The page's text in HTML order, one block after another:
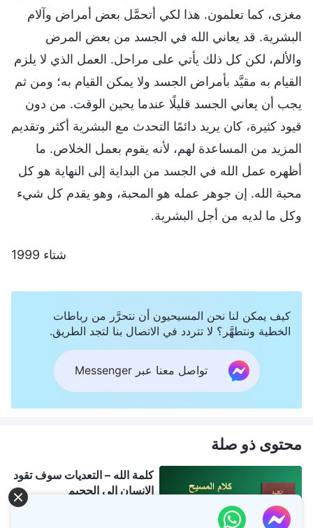
مغزى، كما تعلمون. هذا لكي أتحمَّل بعض أمراض وآلام
البشرية. قد يعاني الله في الجسد من بعض المرض
والألم، لكن كل ذلك يأتي على مراحل. العمل الذي لا يلزم
القيام به مقيَّد بأمراض الجسد ولا يمكن القيام به؛ ومن ثم
يجب أن يعاني الجسد قليلًا عندما يحين الوقت. من دون
قيود كثيرة، كان يريد دائمًا التحدث مع البشرية أكثر وتقديم
المزيد من المساعدة لهم، لأنه يقوم بعمل الخلاص. ما
أظهره عمل الله في الجسد من البداية إلى النهاية هو كل
محبة الله. إن جوهر عمله هو المحبة، وهو يقدم كل شيء
وكل ما لديه من أجل البشرية.
شتاء 1999
كيف يمكن لنا نحن المسيحيون أن نتحرَّر من رباطات
الخطية ونتطهَّر؟ لا تتردد في الاتصال بنا لتجد الطريق.
تواصل معنا عبر Messenger
محتوى ذو صلة
كلمة الله – التعديات سوف تقود
الإنسان إلى الجحيم